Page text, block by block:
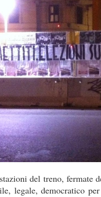
del treno, fermate
legale, democratico